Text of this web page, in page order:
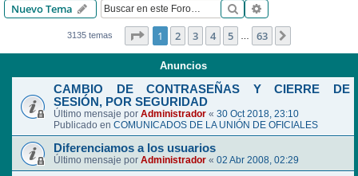
Nuevo Tema Buscar
3135 temas Página de 63
1 2 3 4 5 … 63
Anuncios
CAMBIO DE CONTRASEÑAS Y CIERRE DE
SESIÓN, POR SEGURIDAD
Último mensaje por Administrador « 30 Oct 2018, 23:10
Publicado en COMUNICADOS DE LA UNIÓN DE OFICIALES
Diferenciamos a los usuarios
Último mensaje por Administrador « 02 Abr 2008, 02:29